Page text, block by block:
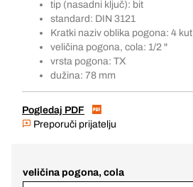
tip (nasadni ključ): bit
standard: DIN 3121
Kratki naziv oblika pogona: 4 kut
veličina pogona, cola: 1/2 "
vrsta pogona: TX
dužina: 78 mm
Pogledaj PDF
Preporuči prijatelju
veličina pogona, cola